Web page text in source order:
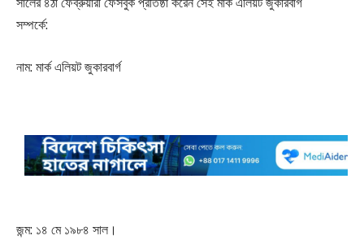
সম্পর্কে:
নাম: মার্ক এলিয়ট জুকারবার্গ
জন্ম: ১৪ মে ১৯৮৪ সাল।